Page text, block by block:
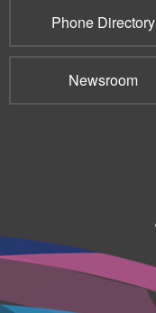
Phone Directory
Newsroom